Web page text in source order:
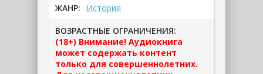
ЖАНР: История
ВОЗРАСТНЫЕ ОГРАНИЧЕНИЯ:
(18+) Внимание! Аудиокнига
может содержать контент
только для совершеннолетних.